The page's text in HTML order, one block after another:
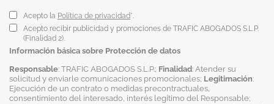
Acepto la Política de privacidad*.
Acepto recibir publicidad y promociones de TRAFIC ABOGADOS S.L.P.
(Finalidad 2).
Información básica sobre Protección de datos
Responsable: TRAFIC ABOGADOS S.L.P.; Finalidad: Atender su
solicitud y enviarle comunicaciones promocionales; Legitimación:
Ejecución de un contrato o medidas precontractuales,
consentimiento del interesado, interés legítimo del Responsable;